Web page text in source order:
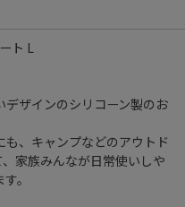
ト L
ザインのシリコーン製のお
、キャンプなどのアウトド
家族みんなが日常使いしや
。